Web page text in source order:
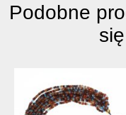
Podobne